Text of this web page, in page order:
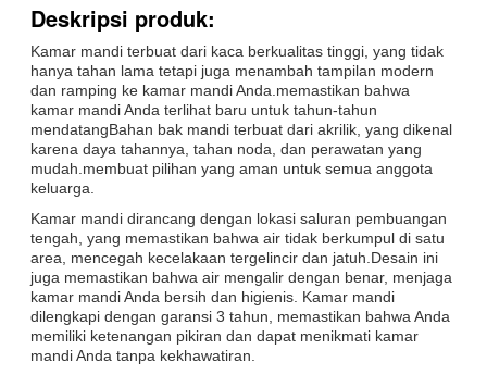
Deskripsi produk:
Kamar mandi terbuat dari kaca berkualitas tinggi, yang tidak
hanya tahan lama tetapi juga menambah tampilan modern
dan ramping ke kamar mandi Anda.memastikan bahwa
kamar mandi Anda terlihat baru untuk tahun-tahun
mendatangBahan bak mandi terbuat dari akrilik, yang dikenal
karena daya tahannya, tahan noda, dan perawatan yang
mudah.membuat pilihan yang aman untuk semua anggota
keluarga.
Kamar mandi dirancang dengan lokasi saluran pembuangan
tengah, yang memastikan bahwa air tidak berkumpul di satu
area, mencegah kecelakaan tergelincir dan jatuh.Desain ini
juga memastikan bahwa air mengalir dengan benar, menjaga
kamar mandi Anda bersih dan higienis. Kamar mandi
dilengkapi dengan garansi 3 tahun, memastikan bahwa Anda
memiliki ketenangan pikiran dan dapat menikmati kamar
mandi Anda tanpa kekhawatiran.